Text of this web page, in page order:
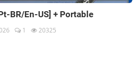
BR/En-US] + Portable
1 20325